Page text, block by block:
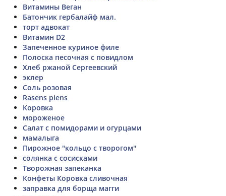
Витамины Веган
Батончик гербалайф мал.
торт адвокат
Витамин D2
Запеченное куриное филе
Полоска песочная с повидлом
Хлеб ржаной Сергеевский
эклер
Соль розовая
Rasens piens
Коровка
мороженое
Салат с помидорами и огурцами
мамалыга
Пирожное "кольцо с творогом"
солянка с сосисками
Творожная запеканка
Конфеты Коровка сливочная
заправка для борща магги